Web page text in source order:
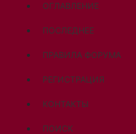
ОГЛАВЛЕНИЕ
ПОСЛЕДНЕЕ
ПРАВИЛА ФОРУМА
РЕГИСТРАЦИЯ
КОНТАКТЫ
ПОИСК